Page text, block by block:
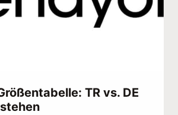
TR vs. DE